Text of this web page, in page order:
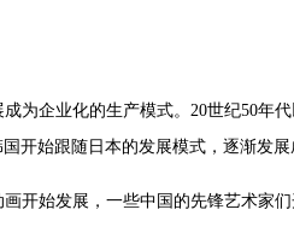
为企业化的生产模式。20世纪50年
开始跟随日本的发展模式，逐渐发展
开始发展，一些中国的先锋艺术家